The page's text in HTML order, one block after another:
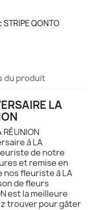
QONTO
du produit
LA
RÉUNION
à LA
de notre
et remise en
nos fleuriste à LA
de fleurs
est la meilleure
trouver pour gâter